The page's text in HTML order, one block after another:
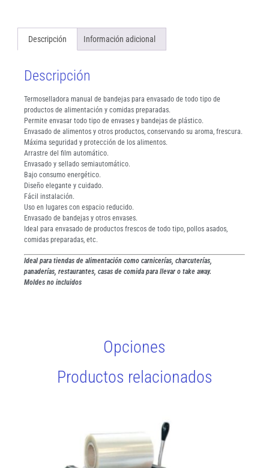
Descripción Información adicional
Descripción
Termoselladora manual de bandejas para envasado de todo tipo de
productos de alimentación y comidas preparadas.
Permite envasar todo tipo de envases y bandejas de plástico.
Envasado de alimentos y otros productos, conservando su aroma, frescura.
Máxima seguridad y protección de los alimentos.
Arrastre del film automático.
Envasado y sellado semiautomático.
Bajo consumo energético.
Diseño elegante y cuidado.
Fácil instalación.
Uso en lugares con espacio reducido.
Envasado de bandejas y otros envases.
Ideal para envasado de productos frescos de todo tipo, pollos asados,
comidas preparadas, etc.
Ideal para tiendas de alimentación como carnicerías, charcuterías,
panaderías, restaurantes, casas de comida para llevar o take away.
Moldes no incluidos
Opciones
Productos relacionados